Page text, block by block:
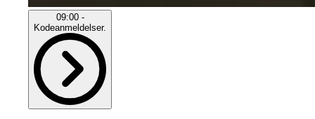
09:00 -
Kodeanmeldelser.